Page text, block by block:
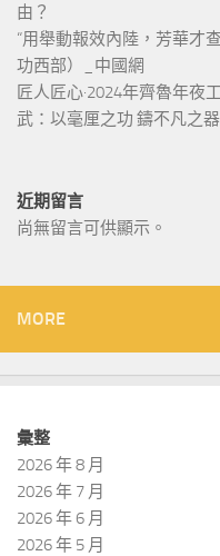
由？
“用舉動報效內陸，芳華才
功西部）_中國網
匠人匠心·2024年齊魯年夜
武：以毫厘之功 鑄不凡之器
近期留言
尚無留言可供顯示。
MORE
彙整
2026 年 8 月
2026 年 7 月
2026 年 6 月
2026 年 5 月